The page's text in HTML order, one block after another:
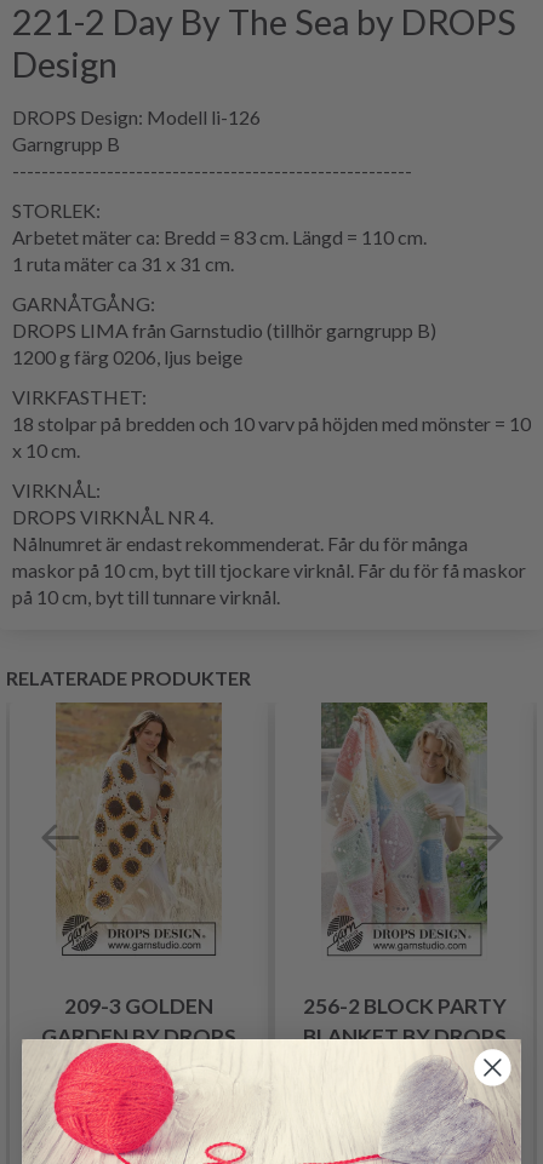
221-2 Day By The Sea by DROPS
Design
DROPS Design: Modell li-126
Garngrupp B
-------------------------------------------------------
STORLEK:
Arbetet mäter ca: Bredd = 83 cm. Längd = 110 cm.
1 ruta mäter ca 31 x 31 cm.
GARNÅTGÅNG:
DROPS LIMA från Garnstudio (tillhör garngrupp B)
1200 g färg 0206, ljus beige
VIRKFASTHET:
18 stolpar på bredden och 10 varv på höjden med mönster = 10
x 10 cm.
VIRKNÅL:
DROPS VIRKNÅL NR 4.
Nålnumret är endast rekommenderat. Får du för många
maskor på 10 cm, byt till tjockare virknål. Får du för få maskor
på 10 cm, byt till tunnare virknål.
RELATERADE PRODUKTER
209-3 GOLDEN
GARDEN BY DROPS
DESIGN
458.00 SEK
256-2 BLOCK PARTY
BLANKET BY DROPS
DESIGN
826.00 SEK